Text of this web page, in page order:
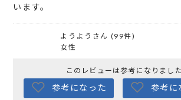
います。
ようようさん (99件)
女性
このレビューは参考になりまし
参考になった
参考に